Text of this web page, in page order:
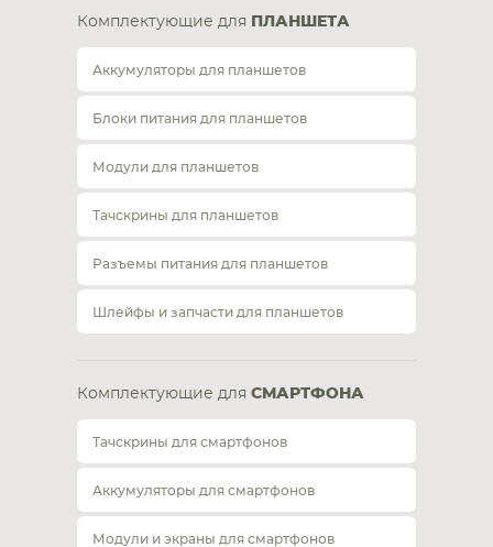
Комплектующие для ПЛАНШЕТА
Аккумуляторы для планшетов
Блоки питания для планшетов
Модули для планшетов
Тачскрины для планшетов
Разъемы питания для планшетов
Шлейфы и запчасти для планшетов
Комплектующие для СМАРТФОНА
Тачскрины для смартфонов
Аккумуляторы для смартфонов
Модули и экраны для смартфонов